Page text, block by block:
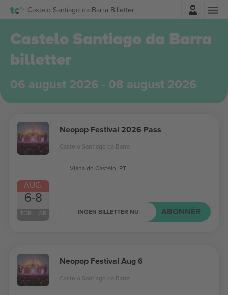
Castelo Santiago da Barra BilletterLog ind
Castelo Santiago da Barra
billetter
06 august 2026 - 08 august 2026
AUG.
6-8
TOR.-LØR.
Neopop Festival 2026 Pass
Castelo Santiago da Barra
Viana do Castelo, PT
INGEN BILLETTER NU ABONNÉR
Neopop Festival Aug 6
Castelo Santiago da Barra